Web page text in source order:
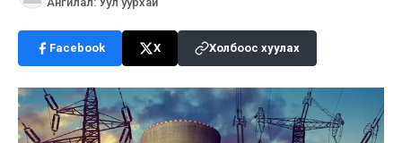
Facebook X Холбоос хуулах